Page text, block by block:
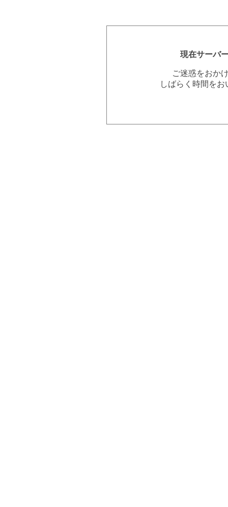
現在サーバ
ご迷惑をおか
しばらく時間を